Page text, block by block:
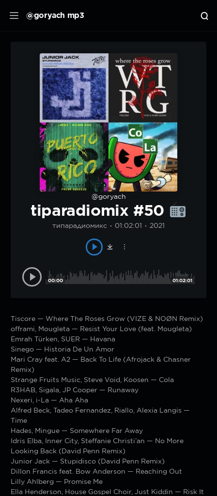
@goryach mp3
@goryach
tiparadiomix #50
типарадиомикс 01:02:01 2021
00:00 01:02:01
Tiscore — Where The Roses Grow (VIZE & NOØN Remix)
offrami, Mougleta — Resist Your Love (feat. Mougleta)
Emrah Türken, SUER — Havana
Sinego — Historia De Un Amor
Mari Cray feat. A2 — Back To Life (Afrojack & Chasner
Remix)
Strange Fruits Music, Steve Void, Koosen — Cola
R3HAB, Sigala, JP Cooper — Runaway
Nexeri, i-La — Aha Aha
Alfred Beck, Tadeo Fernandez, Riallo, Alexia Langis —
Time
Hades, Mingue — Somewhere Far Away
Idris Elba, Inner City, Steffanie Christi’an — No More
Looking Back (David Penn Remix)
Junior Jack — Stupidisco (David Penn Remix)
Dillon Francis feat. Bow Anderson — Reaching Out
Lilly Ahlberg — Promise Me
Ella Henderson, House Gospel Choir, Just Kiddin — Risk It